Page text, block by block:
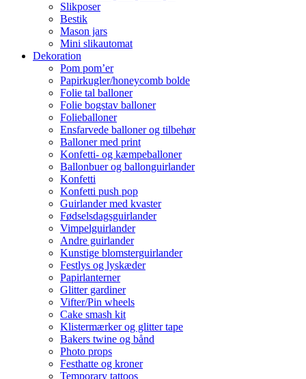
Slikposer
Bestik
Mason jars
Mini slikautomat
Dekoration
Pom pom’er
Papirkugler/honeycomb bolde
Folie tal balloner
Folie bogstav balloner
Folieballoner
Ensfarvede balloner og tilbehør
Balloner med print
Konfetti- og kæmpeballoner
Ballonbuer og ballonguirlander
Konfetti
Konfetti push pop
Guirlander med kvaster
Fødselsdagsguirlander
Vimpelguirlander
Andre guirlander
Kunstige blomsterguirlander
Festlys og lyskæder
Papirlanterner
Glitter gardiner
Vifter/Pin wheels
Cake smash kit
Klistermærker og glitter tape
Bakers twine og bånd
Photo props
Festhatte og kroner
Temporary tattoos